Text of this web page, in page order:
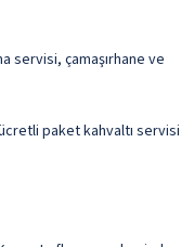
servisi, çamaşırhane ve
paket kahvaltı servisi